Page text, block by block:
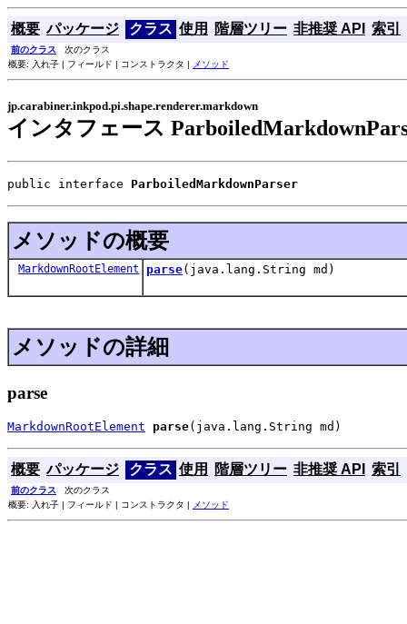
概要 パッケージ クラス 使用 階層ツリー 非推奨 API 索引
前のクラス 次のクラス
概要: 入れ子 | フィールド | コンストラクタ |
メソッド
jp.carabiner.inkpod.pi.shape.renderer.markdown
インタフェース
public interface ParboiledMarkdownParser
メソッドの概要
MarkdownRootElement parse(java.lang.String md)
メソッドの詳細
parse
MarkdownRootElement parse(java.lang.String md)
概要 パッケージ クラス 使用 階層ツリー 非推奨 API 索引
前のクラス 次のクラス
概要: 入れ子 | フィールド | コンストラクタ | メソッド